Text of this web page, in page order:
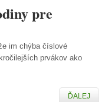
pre
im chýba číslové
prvákov ako
ĎALEJ